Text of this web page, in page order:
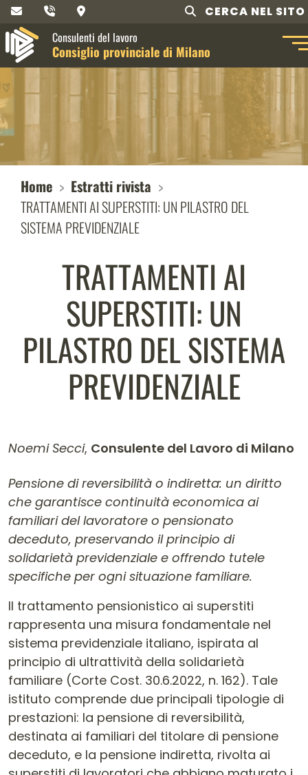
CERCA NEL SITO
Consulenti del lavoro
Consiglio provinciale di Milano
Home
Estratti rivista
TRATTAMENTI AI SUPERSTITI: UN PILASTRO DEL
SISTEMA PREVIDENZIALE
TRATTAMENTI AI
SUPERSTITI: UN
PILASTRO DEL SISTEMA
PREVIDENZIALE
Noemi Secci, Consulente del Lavoro di Milano
Contenuto dell'articolo
Pensione di reversibilità o indiretta: un diritto
che garantisce continuità economica ai
familiari del lavoratore o pensionato
deceduto, preservando il principio di
solidarietà previdenziale e offrendo tutele
specifiche per ogni situazione familiare.
Il trattamento pensionistico ai superstiti
rappresenta una misura fondamentale nel
sistema previdenziale italiano, ispirata al
principio di ultrattività della solidarietà
familiare (Corte Cost. 30.6.2022, n. 162). Tale
istituto comprende due principali tipologie di
prestazioni: la pensione di reversibilità,
destinata ai familiari del titolare di pensione
deceduto, e la pensione indiretta, rivolta ai